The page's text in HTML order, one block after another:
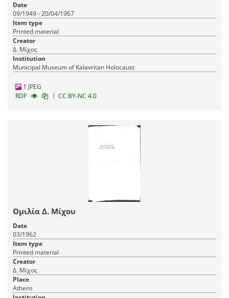
Date
09/1949 - 20/04/1967
Item type
Printed material
Creator
Δ. Μίχος
Institution
Municipal Museum of Kalavritan Holocaust
1 JPEG
RDF
| CC BY-NC 4.0
Ομιλία Δ. Μίχου
Date
03/1962
Item type
Printed material
Creator
Δ. Μίχος
Place
Athens